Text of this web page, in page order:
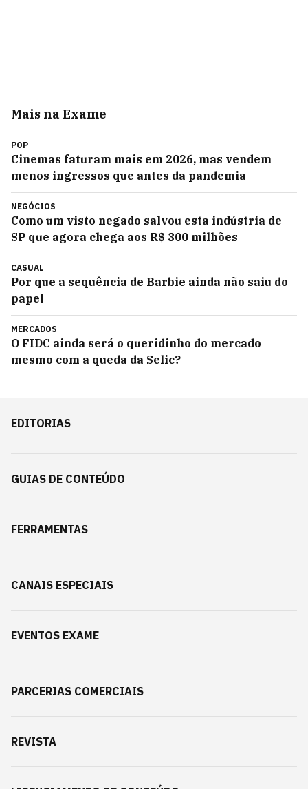
Mais na Exame
POP
Cinemas faturam mais em 2026, mas vendem
menos ingressos que antes da pandemia
NEGÓCIOS
Como um visto negado salvou esta indústria de
SP que agora chega aos R$ 300 milhões
CASUAL
Por que a sequência de Barbie ainda não saiu do
papel
MERCADOS
O FIDC ainda será o queridinho do mercado
mesmo com a queda da Selic?
EDITORIAS
GUIAS DE CONTEÚDO
FERRAMENTAS
CANAIS ESPECIAIS
EVENTOS EXAME
PARCERIAS COMERCIAIS
REVISTA